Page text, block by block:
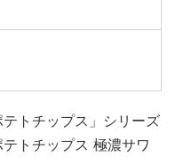
トチップス」シリーズ
トチップス 極濃サワ